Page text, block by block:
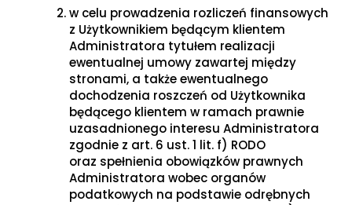
w celu prowadzenia rozliczeń finansowych
z Użytkownikiem będącym klientem
Administratora tytułem realizacji
ewentualnej umowy zawartej między
stronami, a także ewentualnego
dochodzenia roszczeń od Użytkownika
będącego klientem w ramach prawnie
uzasadnionego interesu Administratora
zgodnie z art. 6 ust. 1 lit. f) RODO
oraz spełnienia obowiązków prawnych
Administratora wobec organów
podatkowych na podstawie odrębnych